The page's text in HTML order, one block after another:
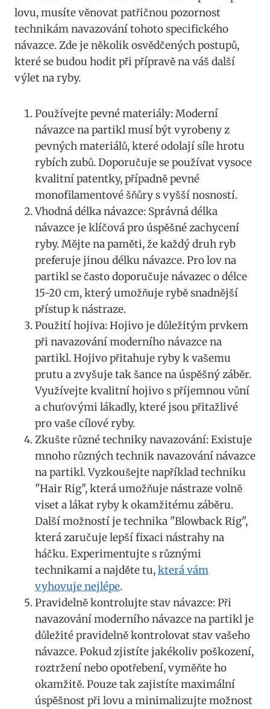
lovu, musíte věnovat patřičnou pozornost
technikám navazování tohoto specifického​
návazce. Zde je několik osvědčených postupů,
které se budou hodit​ při přípravě na váš další
výlet na ryby.
Používejte pevné materiály: Moderní
návazce na partikl musí být ⁤vyrobeny z
pevných materiálů, ‍které odolají síle hrotu
rybích zubů. Doporučuje se používat vysoce
kvalitní patentky, případně pevné
monofilamentové šňůry s vyšší‌ nosností.
Vhodná délka návazce: Správná​ délka
návazce je klíčová pro úspěšné zachycení
ryby. Mějte na paměti, že každý‍ druh ryb
preferuje jinou délku ‍návazce. Pro lov⁢ na
partikl se často doporučuje návazec o ⁤délce
15-20 cm, který umožňuje rybě snadnější
přístup k nástraze.
Použití hojiva: Hojivo je ​důležitým ⁤prvkem
při​ navazování ⁤moderního návazce na
partikl. Hojivo ⁤přitahuje ⁤ryby k vašemu
prutu a zvyšuje tak šance na úspěšný záběr.
Využívejte kvalitní hojivo s příjemnou vůní
a chuťovými ⁢lákadly, které jsou přitažlivé
pro vaše cílové ryby.
Zkušte různé techniky navazování: Existuje
mnoho různých technik ⁢navazování návazce
na partikl. Vyzkoušejte například techniku
"Hair Rig", která umožňuje nástraze volně
viset a lákat ryby k okamžitému záběru.
Další možností ⁣je technika "Blowback Rig",
která zaručuje lepší fixaci nástrahy na
⁢háčku. Experimentujte s⁣ různými
technikami a najděte tu,která vám
‌vyhovuje nejlépe.
Pravidelně kontrolujte stav návazce: Při
navazování moderního návazce na partikl je
důležité pravidelně kontrolovat stav vašeho
návazce. Pokud zjistíte jakékoliv⁢ poškození,
roztržení nebo opotřebení, vyměňte ⁣ho
okamžitě. Pouze tak zajistíte maximální
úspěšnost při lovu a minimalizujte možnost